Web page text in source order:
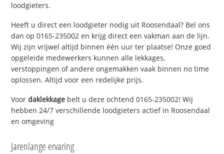
loodgieters.
Heeft u direct een loodgieter nodig uit Roosendaal? Bel ons
dan op 0165-235002 en krijg direct een vakman aan de lijn.
Wij zijn vrijwel altijd binnen één uur ter plaatse! Onze goed
opgeleide medewerkers kunnen alle lekkages,
verstoppingen of andere ongemakken vaak binnen no time
oplossen. Altijd voor een redelijke prijs.
Voordaklekkage belt u deze ochtend 0165-235002! Wij
hebben 24/7 verschillende loodgieters actief in Roosendaal
en omgeving
Jarenlange ervaring